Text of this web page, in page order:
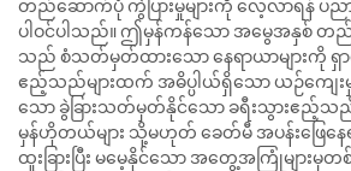
တည်ဆောက်ပုံ ကွဲပြားမှုများကို လေ့လာရန် ပည
ပါဝင်ပါသည်။ ဤမှန်ကန်သော အမွေအနှစ်
သည် စံသတ်မှတ်ထားသော နေရာယာများကို ရှ
ဧည့်သည်များထက် အဓိပ္ပါယ်ရှိသော ယဉ်ကျေးမှု
သော ခွဲခြားသတ်မှတ်နိုင်သော ခရီးသွားဧည့်သည်
မှန်ဟိုတယ်များ သို့မဟုတ် ခေတ်မီ အပန်းဖြေနေ
ထူးခြားပြီး မမေ့နိုင်သော အတွေ့အကြုံများ